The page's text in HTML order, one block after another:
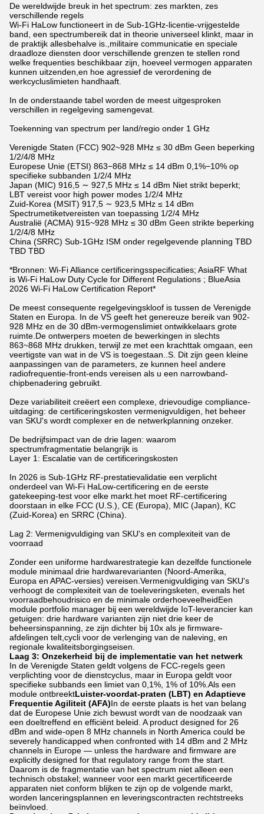
De wereldwijde breuk in het spectrum: zes markten, zes
verschillende regels
Wi-Fi HaLow functioneert in de Sub-1GHz-licentie-vrijgestelde
band, een spectrumbereik dat in theorie universeel klinkt, maar in
de praktijk allesbehalve is.,militaire communicatie en speciale
draadloze diensten door verschillende grenzen te stellen rond
welke frequenties beschikbaar zijn, hoeveel vermogen apparaten
kunnen uitzenden,en hoe agressief de verordening de
werkcycluslimieten handhaaft.
In de onderstaande tabel worden de meest uitgesproken
verschillen in regelgeving samengevat.
Toekenning van spectrum per land/regio onder 1 GHz
Verenigde Staten (FCC) 902~928 MHz ≤ 30 dBm Geen beperking
1/2/4/8 MHz
Europese Unie (ETSI) 863−868 MHz ≤ 14 dBm 0,1%−10% op
specifieke subbanden 1/2/4 MHz
Japan (MIC) 916,5 ∼ 927,5 MHz ≤ 14 dBm Niet strikt beperkt;
LBT vereist voor high power modes 1/2/4 MHz
Zuid-Korea (MSIT) 917,5 ∼ 923,5 MHz ≤ 14 dBm
Spectrumetiketvereisten van toepassing 1/2/4 MHz
Australië (ACMA) 915~928 MHz ≤ 30 dBm Geen strikte beperking
1/2/4/8 MHz
China (SRRC) Sub-1GHz ISM onder regelgevende planning TBD
TBD TBD
*Bronnen: Wi-Fi Alliance certificeringsspecificaties; AsiaRF What
is Wi-Fi HaLow Duty Cycle for Different Regulations ; BlueAsia
2026 Wi-Fi HaLow Certification Report*
De meest consequente regelgevingskloof is tussen de Verenigde
Staten en Europa. In de VS geeft het genereuze bereik van 902-
928 MHz en de 30 dBm-vermogenslimiet ontwikkelaars grote
ruimte.De ontwerpers moeten de bewerkingen in slechts
863~868 MHz drukken, terwijl ze met een krachttak omgaan, een
veertigste van wat in de VS is toegestaan..S. Dit zijn geen kleine
aanpassingen van de parameters, ze kunnen heel andere
radiofrequentie-front-ends vereisen als u een narrowband-
chipbenadering gebruikt.
Deze variabiliteit creëert een complexe, drievoudige compliance-
uitdaging: de certificeringskosten vermenigvuldigen, het beheer
van SKU's wordt complexer en de netwerkplanning onzeker.
De bedrijfsimpact van de drie lagen: waarom
spectrumfragmentatie belangrijk is
Layer 1: Escalatie van de certificeringskosten
In 2026 is Sub-1GHz RF-prestatievalidatie een verplicht
onderdeel van Wi-Fi HaLow-certificering en de eerste
gatekeeping-test voor elke markt.het moet RF-certificering
doorstaan in elke FCC (U.S.), CE (Europa), MIC (Japan), KC
(Zuid-Korea) en SRRC (China).
Lag 2: Vermenigvuldiging van SKU's en complexiteit van de
voorraad
Zonder een uniforme hardwarestrategie kan dezelfde functionele
module minimaal drie hardwarevarianten (Noord-Amerika,
Europa en APAC-versies) vereisen.Vermenigvuldiging van SKU's
verhoogt de complexiteit van de toeleveringsketen, evenals het
voorraadbehoudrisico en de minimale orderhoeveelheidEen
module portfolio manager bij een wereldwijde IoT-leverancier kan
getuigen: drie hardware varianten zijn niet drie keer de
beheersinspanning, ze zijn dichter bij 10x als je firmware-
afdelingen telt,cycli voor de verlenging van de naleving, en
regionale kwaliteitsborgingseisen.
Laag 3: Onzekerheid bij de implementatie van het netwerk
In de Verenigde Staten geldt volgens de FCC-regels geen
verplichting voor de dienstcyclus, maar in Europa geldt voor
specifieke subbands een limiet van 0,1%, 1% of 10%.Als een
module ontbreektLuister-voordat-praten (LBT) en Adaptieve
Frequentie Agiliteit (AFA)In de eerste plaats is het van belang
dat de Europese Unie zich bewust wordt van de noodzaak van
een doeltreffend en efficiënt beleid. A product designed for 26
dBm and wide-open 8 MHz channels in North America could be
severely handicapped when confronted with 14 dBm and 2 MHz
channels in Europe — unless the hardware and firmware are
explicitly designed for that regulatory range from the start.
Daarom is de fragmentatie van het spectrum niet alleen een
technisch obstakel; wanneer voor een markt gecertificeerde
apparaten niet conform blijken te zijn op de volgende markt,
worden lanceringsplannen en leveringscontracten rechtstreeks
beïnvloed.